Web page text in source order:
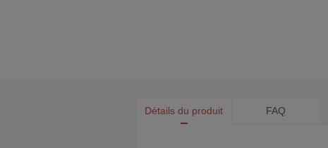
Détails du produit FAQ